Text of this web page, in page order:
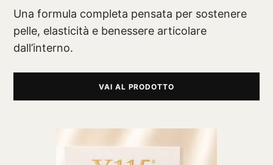
Una formula completa pensata per sostenere
pelle, elasticità e benessere articolare
dall’interno.
VAI AL PRODOTTO